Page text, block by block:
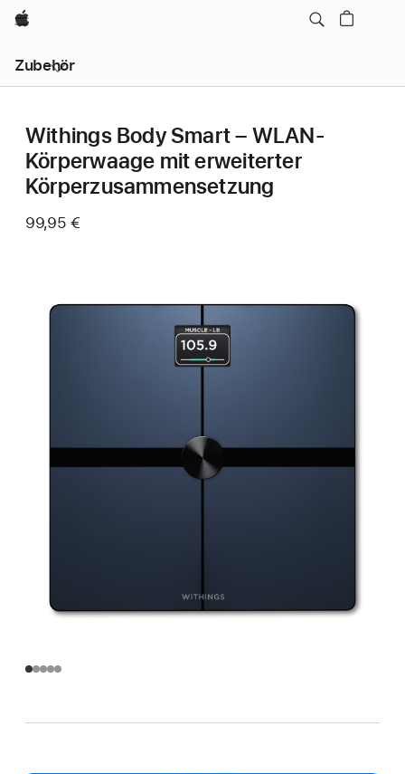
Apple
Zubehör
Navigation
–
öffnenWithings Body Smart – WLAN-
Körperwaage mit erweiterter
Körperzusammensetzung
99,95 €